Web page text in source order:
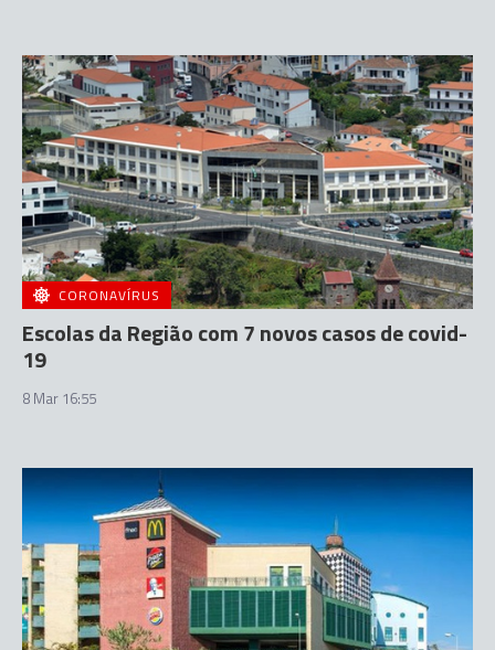
CORONAVÍRUS
Escolas da Região com 7 novos casos de covid-
19
8 Mar 16:55